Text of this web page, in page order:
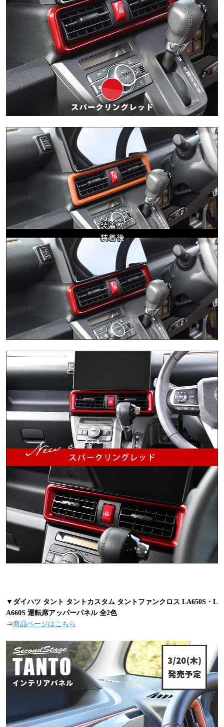
▼ダイハツ タント タントカスタム タントファンクロス LA650S・L
A660S 運転席アッパーパネル 全2色
⇒商品ページはこちら